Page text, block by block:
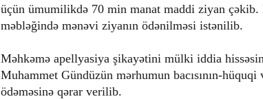
üçün ümumilikdə 70 min manat maddi ziyan çəkib.
məbləğində mənəvi ziyanın ödənilməsi istənilib.
Məhkəmə apellyasiya şikayətini mülki iddia
Muhammet Gündüzün mərhumun bacısının-
ödəməsinə qərar verilib.